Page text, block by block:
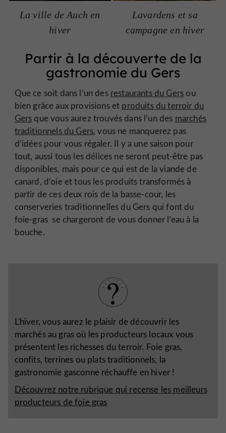
La ville de Auch en
hiver
Lavardens et sa
campagne en hiver
Partir à la découverte de la
gastronomie du Gers
Que ce soit dans l’un des restaurants du Gers ou
bien grâce aux provisions et produits du terroir du
Gers que vous aurez trouvés dans l’un des marchés
traditionnels du Gers, vous ne manquerez pas
d’idées pour vous régaler. Il y a une saison pour
tout, aussi tous les délices ne seront peut-être pas
disponibles, mais pour ce qui est de la viande de
canard, d’oie et tous les produits transformés à
partir de ces deux rois de la basse-cour, les
conserveries traditionnelles du Gers qui font du
foie-gras se chargeront de vous donner l’eau à la
bouche.
L'hiver, vous aurez le plaisir de découvrir les
marchés au gras où les producteurs locaux vous
présentent les richesses du terroir. Foie gras,
confits, terrines ou plats traditionnels, la
gastronomie gasconne réchauffe en hiver !
Découvrez notre rubrique qui recense les meilleurs
producteurs de foie gras